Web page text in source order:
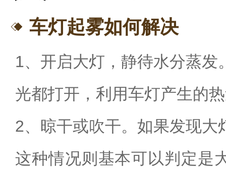
车灯起雾如何解决
1、开启大灯，静待水分蒸发
光都打开，利用车灯产生的
2、晾干或吹干。如果发现大
这种情况则基本可以判定是